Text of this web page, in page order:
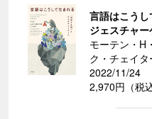
言語はこう
ジェスチャ
モーテン・H
ク・チェイ
2022/11/24
2,970円（税込